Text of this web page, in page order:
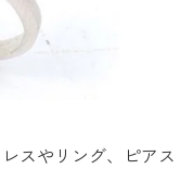
スやリング、ピアス